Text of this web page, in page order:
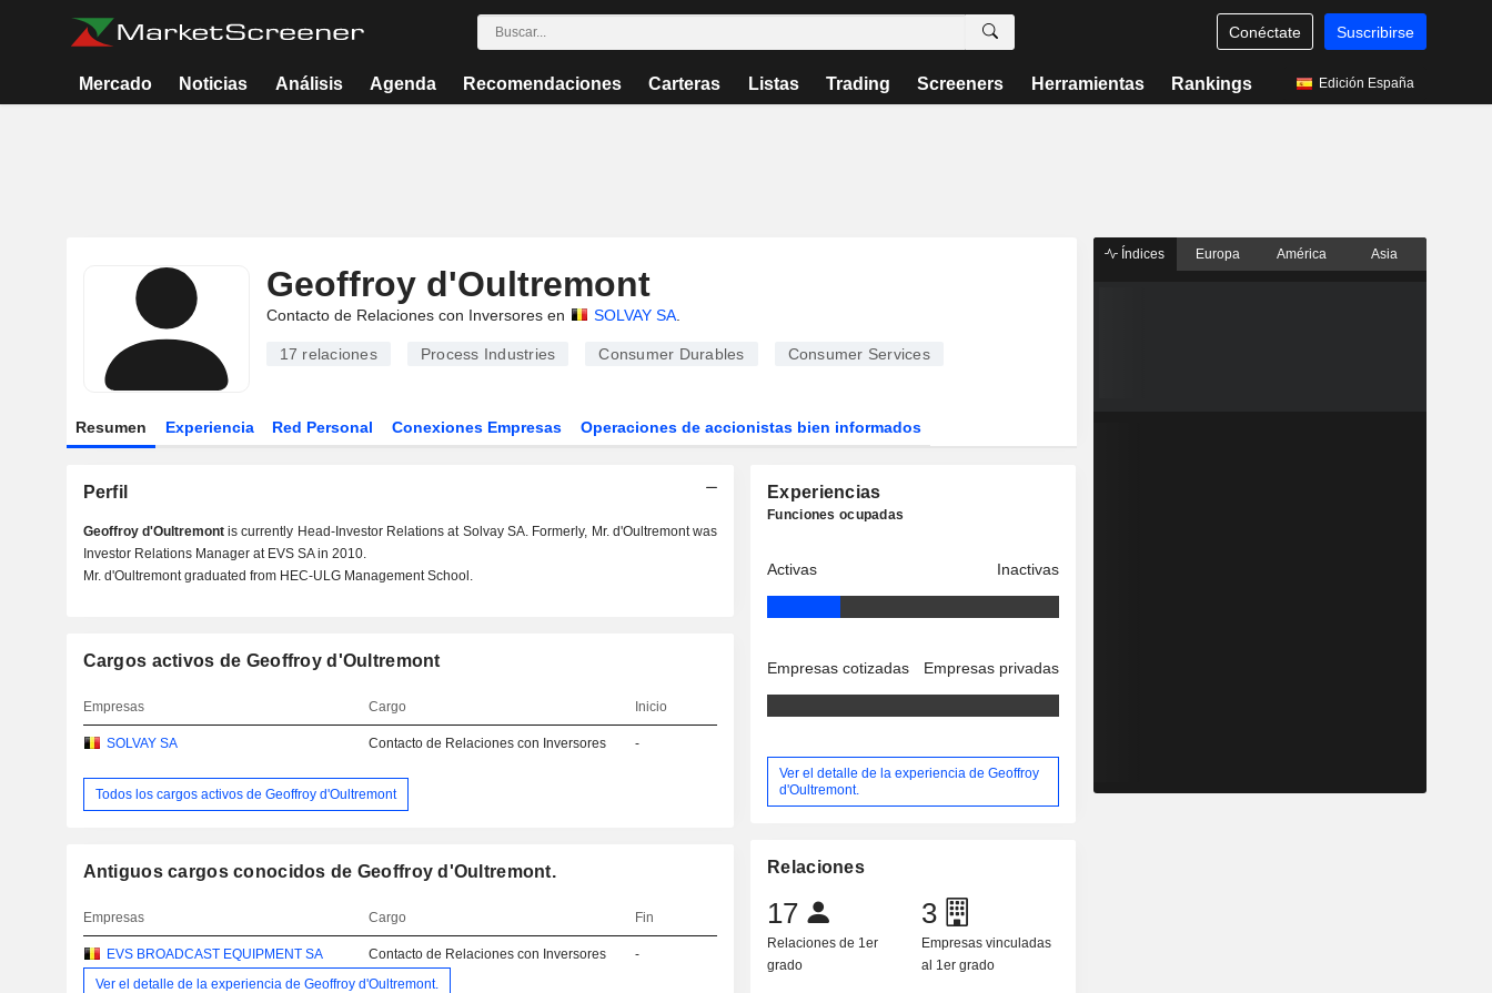
Conéctate Suscribirse
Mercado Noticias Análisis Agenda Recomendaciones Carteras Listas Trading Screeners Herramientas Rankings Edición España
Geoffroy d'Oultremont
Contacto de Relaciones con Inversores en SOLVAY SA.
17 relaciones Process Industries Consumer Durables Consumer Services
Resumen Experiencia Red Personal Conexiones Empresas Operaciones de accionistas bien informados
Perfil
Geoffroy d'Oultremontis currently Head-Investor Relations at Solvay SA. Formerly, Mr. d'Oultremont was
Investor Relations Manager at EVS SA in 2010.
Mr. d'Oultremont graduated from HEC-ULG Management School.
Cargos activos de Geoffroy d'Oultremont
Empresas Cargo Inicio
SOLVAY SA Contacto de Relaciones con Inversores -
Todos los cargos activos de Geoffroy d'Oultremont
Antiguos cargos conocidos de Geoffroy d'Oultremont.
Empresas Cargo Fin
EVS BROADCAST EQUIPMENT SA Contacto de Relaciones con Inversores
-
Ver el detalle de la experiencia de Geoffroy d'Oultremont.
Experiencias
Funciones ocupadas
Activas Inactivas
Empresas cotizadas Empresas privadas
Ver el detalle de la experiencia de Geoffroy
d'Oultremont.
Relaciones
17
Relaciones de 1er
grado
3
Empresas vinculadas
al 1er grado
Índices Europa América Asia